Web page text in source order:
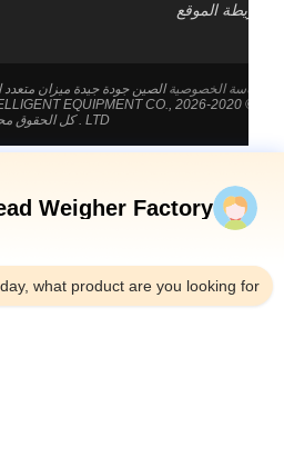
الموقع
الخصوصيةالصين جودة جيدة ميزان متعدد
INTELLIGENT EQUIPMENT CO.,
Weigher Factory
day, what product are you looking